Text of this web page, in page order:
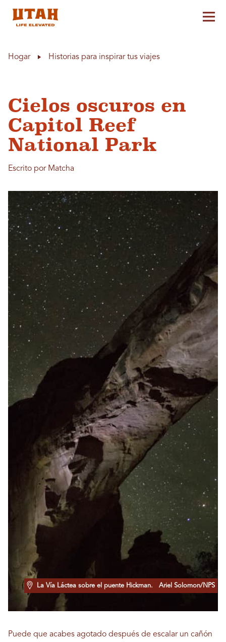
Hogar Historias para inspirar tus viajes
Cielos oscuros en
Capitol Reef
National Park
Escrito por Matcha
La Vía Láctea sobre el puente Hickman. Ariel Solomon/NPS
Puede que acabes agotado después de escalar un cañón